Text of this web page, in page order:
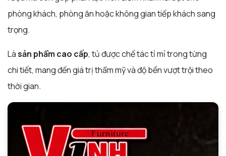
phòng khách, phòng ăn hoặc không gian tiếp khách sang
trọng.
Làsản phẩm cao cấp, tủ được chế tác tỉ mỉ trong từng
chi tiết, mang đến giá trị thẩm mỹ và độ bền vượt trội theo
thời gian.